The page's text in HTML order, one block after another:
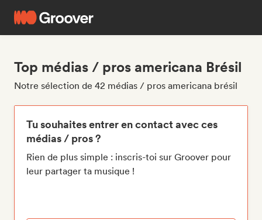
Top médias / pros americana Brésil
Notre sélection de 42 médias / pros americana brésil
Tu souhaites entrer en contact avec ces
médias / pros ?
Rien de plus simple : inscris-toi sur Groover pour
leur partager ta musique !